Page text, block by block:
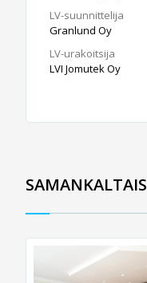
LV-suunnittelija
Granlund Oy
LV-urakoitsija
LVI Jomutek Oy